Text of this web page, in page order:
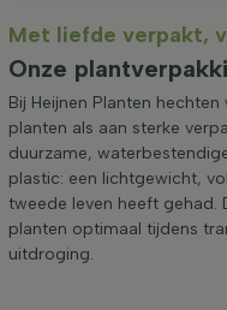
Met liefde verpakt,
Onze
Bij Heijnen Planten
planten als aan sterke
duurzame,
plastic: een lichtgewicht,
tweede leven heeft gehad.
planten optimaal tijdens
uitdroging.